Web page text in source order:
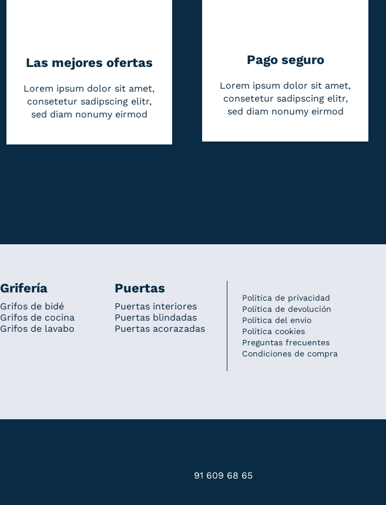
Las mejores ofertas
Lorem ipsum dolor sit amet,
consetetur sadipscing elitr,
sed diam nonumy eirmod
Pago seguro
Lorem ipsum dolor sit amet,
consetetur sadipscing elitr,
sed diam nonumy eirmod
Grifería
Grifos de bidé
Grifos de cocina
Grifos de lavabo
Puertas
Puertas interiores
Puertas blindadas
Puertas acorazadas
Política de privacidad
Política de devolución
Política del envío
Política cookies
Preguntas frecuentes
Condiciones de compra
91 609 68 65